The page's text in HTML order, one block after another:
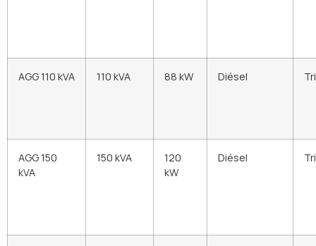
AGG 110 kVA 110 kVA 88 kW Diésel
AGG 150
kVA
150 kVA
120
kW
Diésel